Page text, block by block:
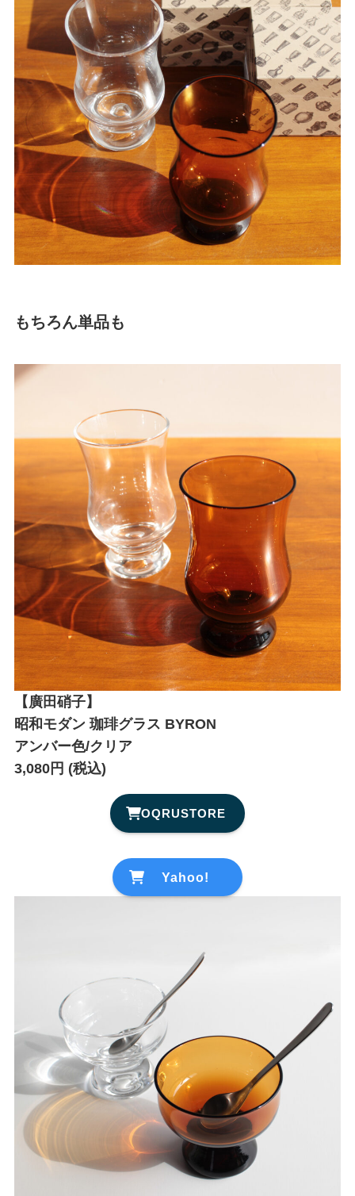
もちろん単品も
【廣田硝子】
昭和モダン 珈琲グラス BYRON
アンバー色/クリア
3,080円 (税込)
OQRUSTORE
Yahoo!